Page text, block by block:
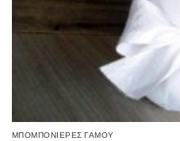
ΜΠΟΜΠΟΝΙΈΡΕΣ ΓΆΜΟΥ